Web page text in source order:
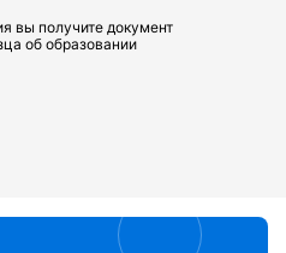
вы получите документ
об образовании